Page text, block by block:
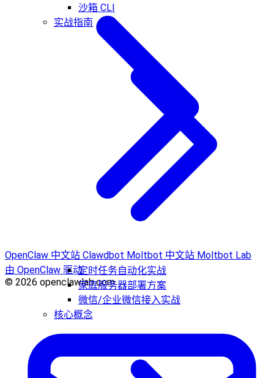
沙箱 CLI
实战指南
定时任务自动化实战
家庭服务器部署方案
微信/企业微信接入实战
核心概念
OpenClaw 中文站 Clawdbot Moltbot 中文站 Moltbot Lab
由 OpenClaw 驱动
© 2026 openclawlab.com